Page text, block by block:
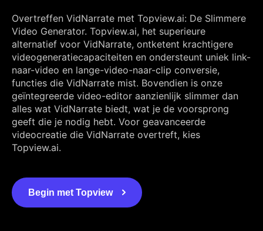
Overtreffen VidNarrate met Topview.ai: De Slimmere
Video Generator. Topview.ai, het superieure
alternatief voor VidNarrate, ontketent krachtigere
videogeneratiecapaciteiten en ondersteunt uniek link-
naar-video en lange-video-naar-clip conversie,
functies die VidNarrate mist. Bovendien is onze
geïntegreerde video-editor aanzienlijk slimmer dan
alles wat VidNarrate biedt, wat je de voorsprong
geeft die je nodig hebt. Voor geavanceerde
videocreatie die VidNarrate overtreft, kies
Topview.ai.
Begin met Topview